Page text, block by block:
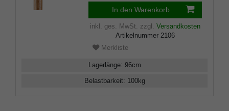
In den Warenkorb
inkl. ges. MwSt. zzgl. Versandkosten
Artikelnummer 2106
Merkliste
Lagerlänge: 96cm
Belastbarkeit: 100kg